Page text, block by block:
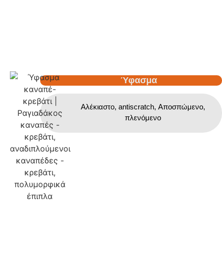
Ύφασμα
Αλέκιαστο, antiscratch, Αποσπώμενο,
πλενόμενο